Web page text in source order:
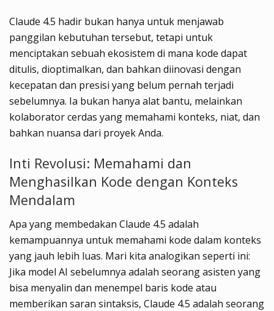
Claude 4.5 hadir bukan hanya untuk menjawab
panggilan kebutuhan tersebut, tetapi untuk
menciptakan sebuah ekosistem di mana kode dapat
ditulis, dioptimalkan, dan bahkan diinovasi dengan
kecepatan dan presisi yang belum pernah terjadi
sebelumnya. Ia bukan hanya alat bantu, melainkan
kolaborator cerdas yang memahami konteks, niat, dan
bahkan nuansa dari proyek Anda.
Inti Revolusi: Memahami dan
Menghasilkan Kode dengan Konteks
Mendalam
Apa yang membedakan Claude 4.5 adalah
kemampuannya untuk memahami kode dalam konteks
yang jauh lebih luas. Mari kita analogikan seperti ini:
Jika model AI sebelumnya adalah seorang asisten yang
bisa menyalin dan menempel baris kode atau
memberikan saran sintaksis, Claude 4.5 adalah seorang